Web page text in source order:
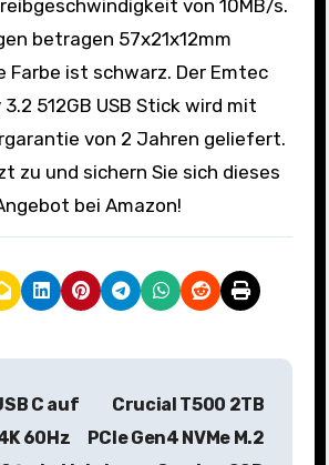
von 10MB/s.
betragen 57x21x12mm
Farbe ist schwarz. Der Emtec
3.2 512GB USB Stick wird mit
von 2 Jahren geliefert.
zu und sichern Sie sich dieses
bei Amazon!
C auf
60Hz
Crucial T500 2TB
PCIe Gen4 NVMe M.2